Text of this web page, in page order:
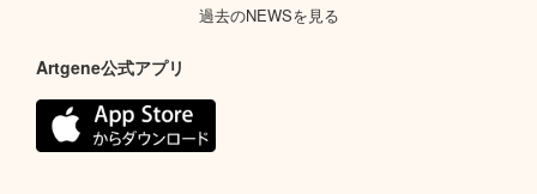
過去のNEWSを見る
Artgene公式アプリ